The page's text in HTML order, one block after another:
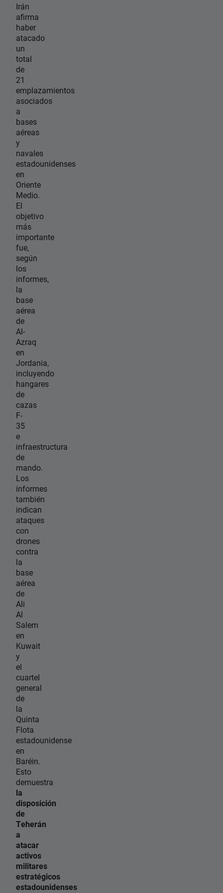
Irán
afirma
haber
atacado
un
total
de
21
emplazamientos
asociados
a
bases
aéreas
y
navales
estadounidenses
en
Oriente
Medio.
El
objetivo
más
importante
fue,
según
los
informes,
la
base
aérea
de
Al-
Azraq
en
Jordania,
incluyendo
hangares
de
cazas
F-
35
e
infraestructura
de
mando.
Los
informes
también
indican
ataques
con
drones
contra
la
base
aérea
de
Ali
Al
Salem
en
Kuwait
y
el
cuartel
general
de
la
Quinta
Flota
estadounidense
en
Baréin.
Esto
demuestra
la
disposición
de
Teherán
a
atacar
activos
militares
estratégicos
estadounidenses